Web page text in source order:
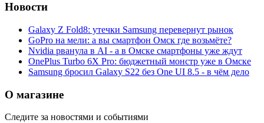
Новости
Galaxy Z Fold8: утечки Samsung перевернут рынок
GoPro на мели: а вы смартфон Омск где возьмёте?
Nvidia рванула в AI - а в Омске смартфоны уже ждут
OnePlus Turbo 6X Pro: бюджетный монстр уже в Омске
Samsung бросил Galaxy S22 без One UI 8.5 - в чём дело
О магазине
Следите за новостями и событиями